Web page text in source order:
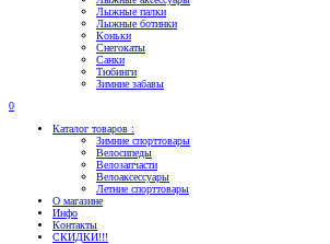
Лыжные палки
Лыжные ботинки
Коньки
Снегокаты
Санки
Тюбинги
Зимние забавы
0
Каталог товаров :
Зимние спорттовары
Велосипеды
Велозапчасти
Велоаксессуары
Летние спорттовары
О магазине
Инфо
Контакты
СКИДКИ!!!